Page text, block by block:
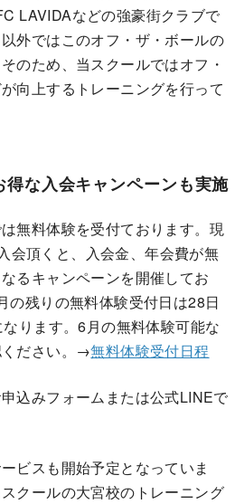
LAVIDAなどの強豪街クラブで
外ではこのオフ・ザ・ボールの
のため、当スクールではオフ・
向上するトレーニングを行って
な入会キャンペーンも実施
無料体験を受付ております。現
会頂くと、入会金、年会費が無
るキャンペーンを開催してお
の残りの無料体験受付日は28日
ります。6月の無料体験可能な
ください。→無料体験受付日程
込みフォームまたは公式LINEで
ビスも開始予定となっていま
クールの大宮校のトレーニング